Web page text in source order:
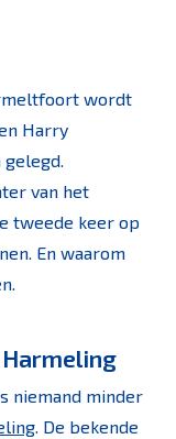
wordt
Harry
gelegd.
van het
tweede keer op
En waarom
niemand minder
. De bekende